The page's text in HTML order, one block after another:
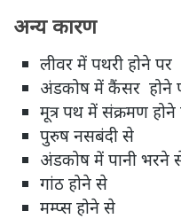
अन्य कारण
लीवर में पथरी होने पर
अंडकोष में कैंसर होने
मूत्र पथ में संक्रमण होने
पुरुष नसबंदी से
अंडकोष में पानी भरने
गांठ होने से
मम्प्स होने से